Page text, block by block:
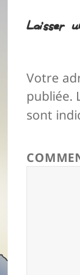
Laisser
Votre
publiée.
sont